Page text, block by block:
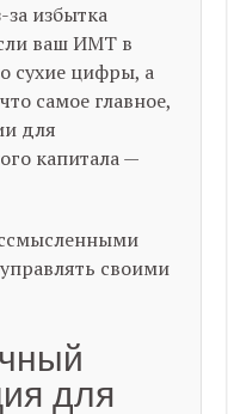
избытка
ваш ИМТ в
сухие цифры, а
самое главное,
для
капитала —
своими
для